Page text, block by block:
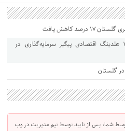
کاهش یافت
استاندار: بابک زنجانی با ۱۱ هلدینگ اقتصادی پیگیر سرمایه‌گذاری در
شما، پس از تایید توسط تیم مدیریت در وب